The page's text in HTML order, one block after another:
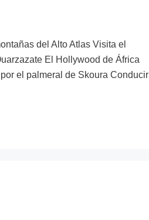
del Alto Atlas Visita el
El Hollywood de África
el palmeral de Skoura Conducir